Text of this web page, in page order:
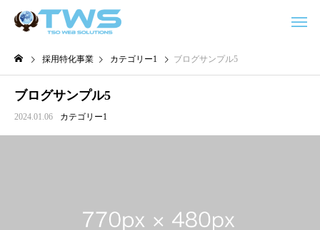
採用特化事業 カテゴリー1 ブログサンプル5
ブログサンプル5
2024.01.06 カテゴリー1